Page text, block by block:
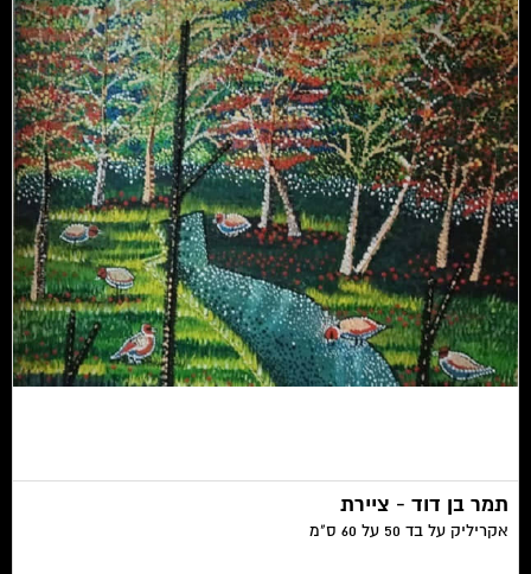
תמר בן דוד - ציירת
אקריליק על בד 50 על 60 ס"מ